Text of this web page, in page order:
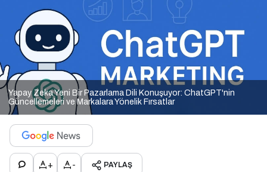
Yapay Zeka Yeni Bir Pazarlama Dili Konuşuyor: ChatGPT'nin
Güncellemeleri ve Markalara Yönelik Fırsatlar
+ - PAYLAŞ